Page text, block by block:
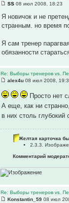
SS 08 июл 2008, 18:23
Я новичок и не
странным. но время
Я сам тренер
обязанности
Re: Выборы тренеров vs.
alex4u 08 июл 2008,
Просто нет
А еще, как ни
в них столь
Желтая карточка
2.3.3.
Комментарий
Re: Выборы тренеров vs.
Konstantin_59 08 июл